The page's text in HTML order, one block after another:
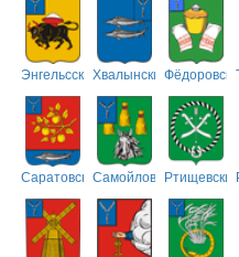
ЭнгельсскийХвалынский
СаратовскийСамойловскийРтищевский